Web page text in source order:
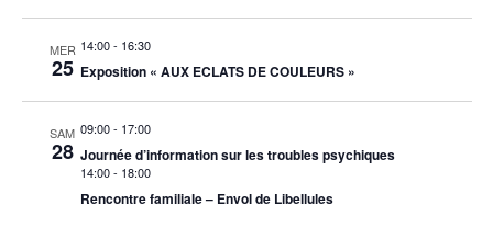
MER
25
14:00- 16:30
Exposition « AUX ECLATS DE COULEURS »
SAM
28
09:00- 17:00
Journée d’information sur les troubles psychiques
14:00- 18:00
Rencontre familiale – Envol de Libellules